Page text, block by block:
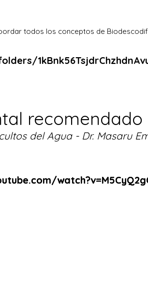
todos los conceptos de
recomendado
del Agua - Dr. Masaru